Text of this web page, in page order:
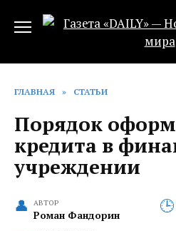
ГЛАВНАЯ » СТАТЬИ
Порядок
кредита в
учреждении
АВТОР
Роман Фандорин